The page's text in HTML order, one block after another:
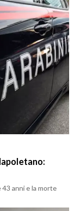
anni e la morte